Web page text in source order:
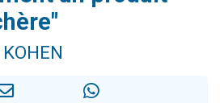
reste 49 places pour étudier en groupe sur Zoom
nouvelles musiques dans Torah-Box Music